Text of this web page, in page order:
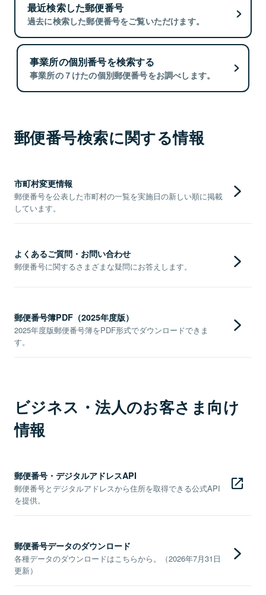
最近検索した郵便番号
過去に検索した郵便番号をご覧いただけます。
事業所の個別番号を検索する
事業所の７けたの個別郵便番号をお調べします。
郵便番号検索に関する情報
市町村変更情報
郵便番号を公表した市町村の一覧を実施日の新しい順に掲載
しています。
よくあるご質問・お問い合わせ
郵便番号に関するさまざまな疑問にお答えします。
郵便番号簿PDF（2025年度版）
2025年度版郵便番号簿をPDF形式でダウンロードできま
す。
ビジネス・法人のお客さま向け
情報
郵便番号・デジタルアドレスAPI
郵便番号とデジタルアドレスから住所を取得できる公式API
を提供。
郵便番号データのダウンロード
各種データのダウンロードはこちらから。（2026年7月31日
更新）